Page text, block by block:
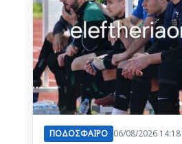
ΠΟΔΟΣΦΑΙΡΟ 06/08/2026 14:18